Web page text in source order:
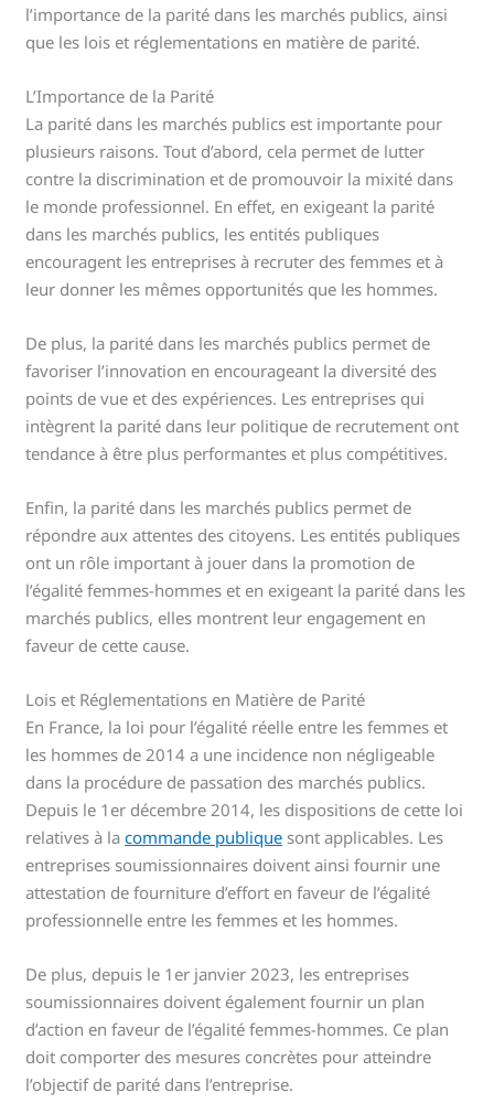
l’importance de la parité dans les marchés publics, ainsi
que les lois et réglementations en matière de parité.
L’Importance de la Parité
La parité dans les marchés publics est importante pour
plusieurs raisons. Tout d’abord, cela permet de lutter
contre la discrimination et de promouvoir la mixité dans
le monde professionnel. En effet, en exigeant la parité
dans les marchés publics, les entités publiques
encouragent les entreprises à recruter des femmes et à
leur donner les mêmes opportunités que les hommes.
De plus, la parité dans les marchés publics permet de
favoriser l’innovation en encourageant la diversité des
points de vue et des expériences. Les entreprises qui
intègrent la parité dans leur politique de recrutement ont
tendance à être plus performantes et plus compétitives.
Enfin, la parité dans les marchés publics permet de
répondre aux attentes des citoyens. Les entités publiques
ont un rôle important à jouer dans la promotion de
l’égalité femmes-hommes et en exigeant la parité dans les
marchés publics, elles montrent leur engagement en
faveur de cette cause.
Lois et Réglementations en Matière de Parité
En France, la loi pour l’égalité réelle entre les femmes et
les hommes de 2014 a une incidence non négligeable
dans la procédure de passation des marchés publics.
Depuis le 1er décembre 2014, les dispositions de cette loi
relatives à lacommande publique sont applicables. Les
entreprises soumissionnaires doivent ainsi fournir une
attestation de fourniture d’effort en faveur de l’égalité
professionnelle entre les femmes et les hommes.
De plus, depuis le 1er janvier 2023, les entreprises
soumissionnaires doivent également fournir un plan
d’action en faveur de l’égalité femmes-hommes. Ce plan
doit comporter des mesures concrètes pour atteindre
l’objectif de parité dans l’entreprise.